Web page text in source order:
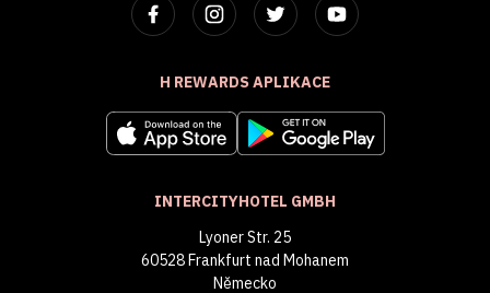
H REWARDS APLIKACE
INTERCITYHOTEL GMBH
Lyoner Str. 25
60528 Frankfurt nad Mohanem
Německo